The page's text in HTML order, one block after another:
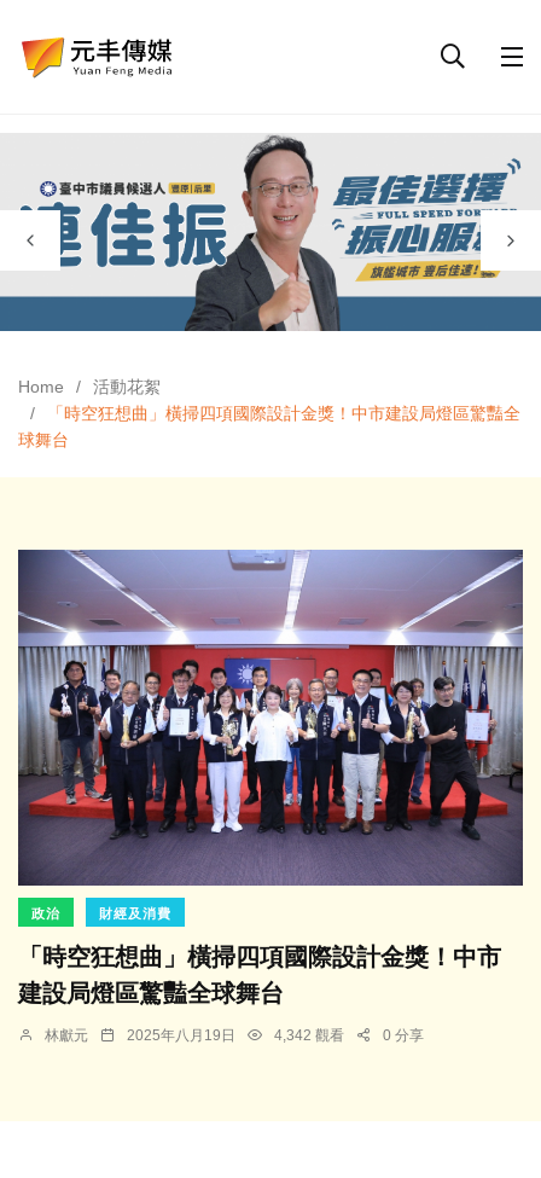
Home
活動花絮
「時空狂想曲」橫掃四項國際設計金獎！中市建設局燈區驚豔全
球舞台
政治 財經及消費
「時空狂想曲」橫掃四項國際設計金獎！中市
建設局燈區驚豔全球舞台
林獻元 2025年八月19日 4,342 觀看 0 分享